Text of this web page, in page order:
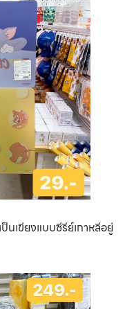
นเขียงแบบซีรีย์เกาหลีอยู่